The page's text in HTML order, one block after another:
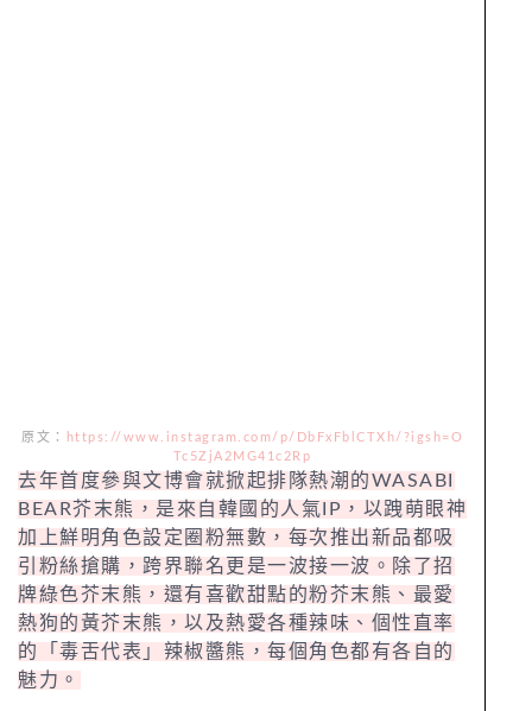
原文：
https://www.instagram.com/p/DbFxFblCTXh/?igsh=O
Tc5ZjA2MG41c2Rp
去年首度參與文博會就掀起排隊熱潮的WASABI
BEAR芥末熊，是來自韓國的人氣IP，以跩萌眼神
加上鮮明角色設定圈粉無數，每次推出新品都吸
引粉絲搶購，跨界聯名更是一波接一波。除了招
牌綠色芥末熊，還有喜歡甜點的粉芥末熊、最愛
熱狗的黃芥末熊，以及熱愛各種辣味、個性直率
的「毒舌代表」辣椒醬熊，每個角色都有各自的
魅力。